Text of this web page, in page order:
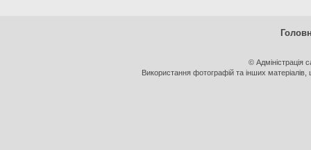
© Адміністрація
Використання фотографій та інших матеріалів,